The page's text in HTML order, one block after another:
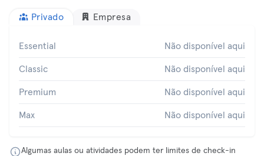
Privado Empresa
Essential Não disponível aqui
Classic Não disponível aqui
Premium Não disponível aqui
Max Não disponível aqui
Algumas aulas ou atividades podem ter limites de check-in